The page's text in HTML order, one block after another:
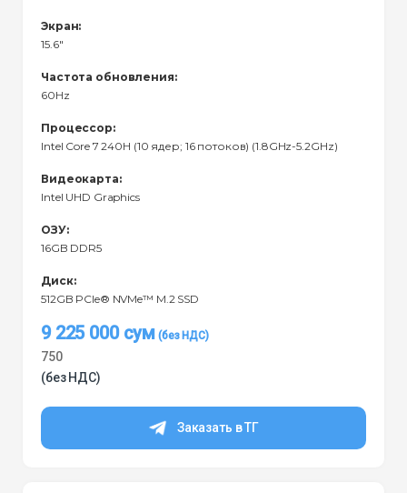
Экран:
15.6"
Частота обновления:
60Hz
Процессор:
Intel Core 7 240H (10 ядер; 16 потоков) (1.8GHz-5.2GHz)
Видеокарта:
Intel UHD Graphics
ОЗУ:
16GB DDR5
Диск:
512GB PCIe® NVMe™ M.2 SSD
9 225 000 сум
750
(без НДС)
Заказать в ТГ